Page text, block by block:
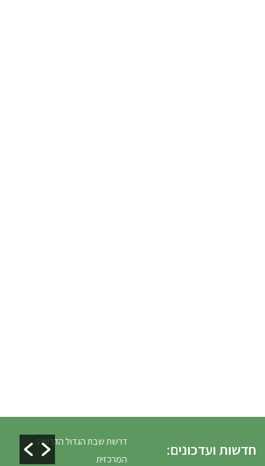
חדשות ועדכונים:
דרשת שבת הגדול הדרשה
המרכזית